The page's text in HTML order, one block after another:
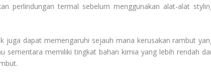
perlindungan termal sebelum menggunakan alat-alat
juga dapat memengaruhi sejauh mana kerusakan rambut
sementara memiliki tingkat bahan kimia yang lebih rendah